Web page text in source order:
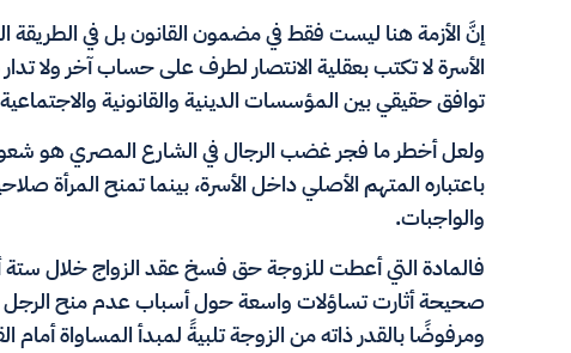
إنَّ الأزمة هنا ليست فقط في مضمون القانون بل في الطريقة
الأسرة لا تكتب بعقلية الانتصار لطرف على حساب آخر ولا
توافق حقيقي بين المؤسسات الدينية والقانونية
ولعل أخطر ما فجر غضب الرجال في الشارع المصري هو
باعتباره المتهم الأصلي داخل الأسرة، بينما تمنح
والواجبات.
فالمادة التي أعطت للزوجة حق فسخ عقد الزواج خلال ستة
صحيحة أثارت تساؤلات واسعة حول أسباب عدم منح
ومرفوضًا بالقدر ذاته من الزوجة تلبيةً لمبدأ المساواة أمام